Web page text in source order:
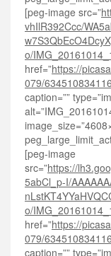
[peg-image src=”
vhIlR392Ccc/
o/
href=”https://
079/
caption=””
[peg-image
src=”https://
5abCl_p-I/
o/
href=”https://
079/
caption=””